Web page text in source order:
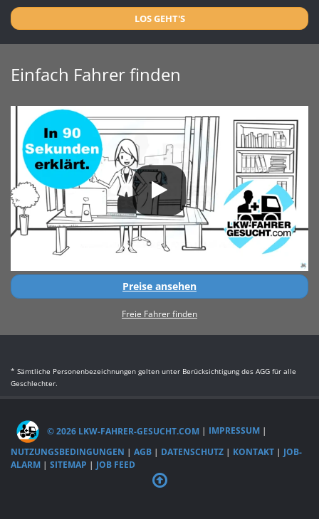
LOS GEHT'S
Einfach Fahrer finden
Preise ansehen
Freie Fahrer finden
* Sämtliche Personenbezeichnungen gelten unter Berücksichtigung des AGG für alle
Geschlechter.
© 2026 LKW-FAHRER-GESUCHT.COM | IMPRESSUM |
NUTZUNGSBEDINGUNGEN | AGB | DATENSCHUTZ | KONTAKT | JOB-
ALARM | SITEMAP | JOB FEED